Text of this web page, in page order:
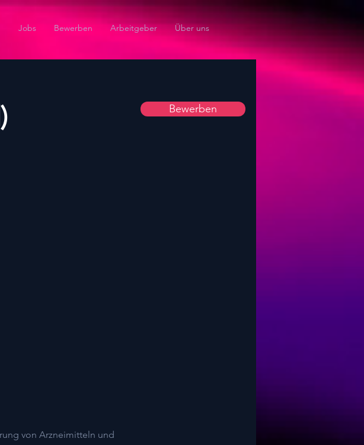
Jobs Bewerben Arbeitgeber Über uns
Bewerben
von Arzneimitteln und